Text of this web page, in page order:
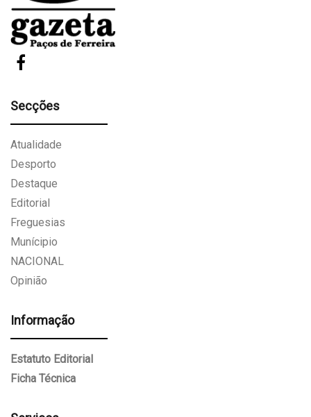
Secções
Atualidade
Desporto
Destaque
Editorial
Freguesias
Munícipio
NACIONAL
Opinião
Informação
Estatuto Editorial
Ficha Técnica